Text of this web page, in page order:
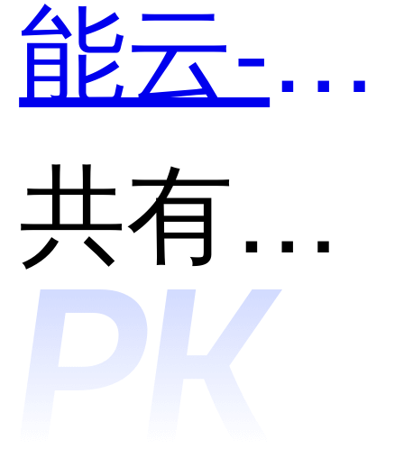
能云-私
有网络
VPC和
共有分类：网络安全